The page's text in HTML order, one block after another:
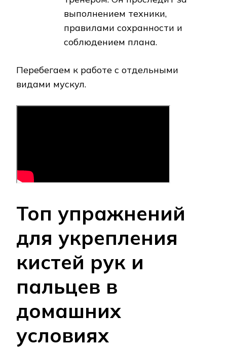
выполнением техники,
правилами сохранности и
соблюдением плана.
Перебегаем к работе с отдельными
видами мускул.
Топ упражнений
для укрепления
кистей рук и
пальцев в
домашних
условиях